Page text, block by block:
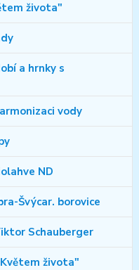
života"
a hrnky s
vody
ND
Švýcar. borovice
Schauberger
života"